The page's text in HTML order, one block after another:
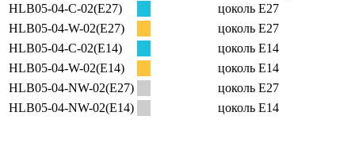
HLB05-04-C-02(E27)
цоколь E27
HLB05-04-W-02(E27)
цоколь E27
HLB05-04-C-02(E14)
цоколь E14
HLB05-04-W-02(E14)
цоколь E14
HLB05-04-NW-02(E27)
цоколь E27
HLB05-04-NW-02(E14)
цоколь E14